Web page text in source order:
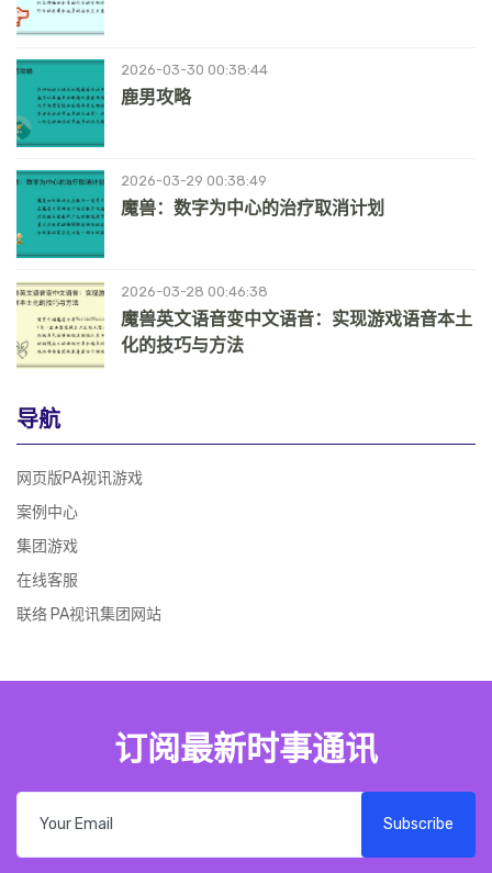
2026-03-30 00:38:44
鹿男攻略
2026-03-29 00:38:49
魔兽：数字为中心的治疗取消计划
2026-03-28 00:46:38
魔兽英文语音变中文语音：实现游戏语音本土
化的技巧与方法
导航
网页版PA视讯游戏
案例中心
集团游戏
在线客服
联络 PA视讯集团网站
订阅最新时事通讯
Subscribe